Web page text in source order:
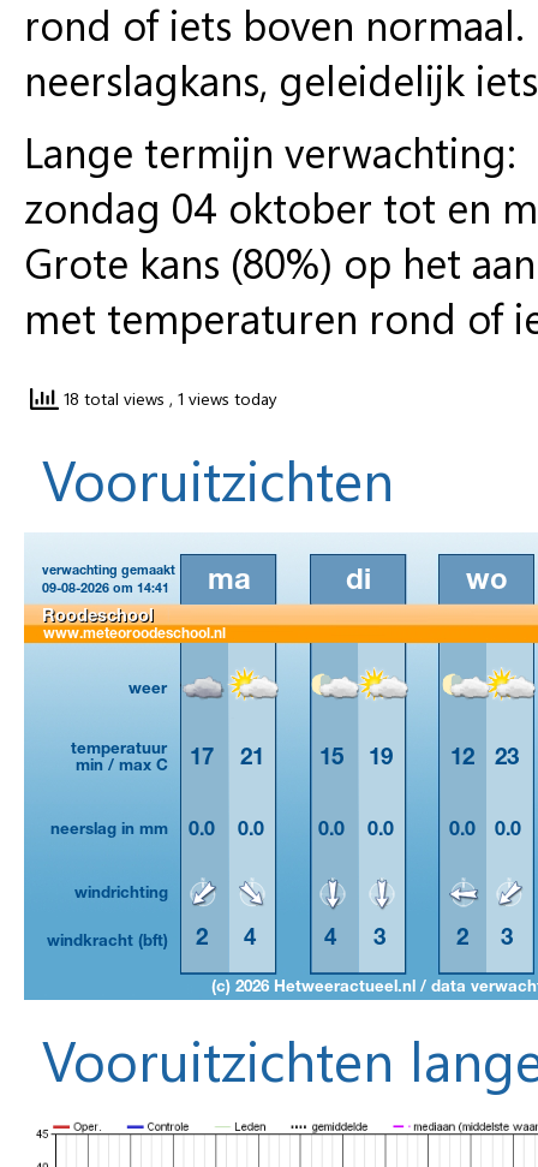
rond of iets boven
neerslagkans, geleidelijk
Lange termijn verwachting:
zondag 04 oktober tot en
Grote kans (80%) op het
met temperaturen rond of
18 total views , 1 views today
Vooruitzichten
Vooruitzichten